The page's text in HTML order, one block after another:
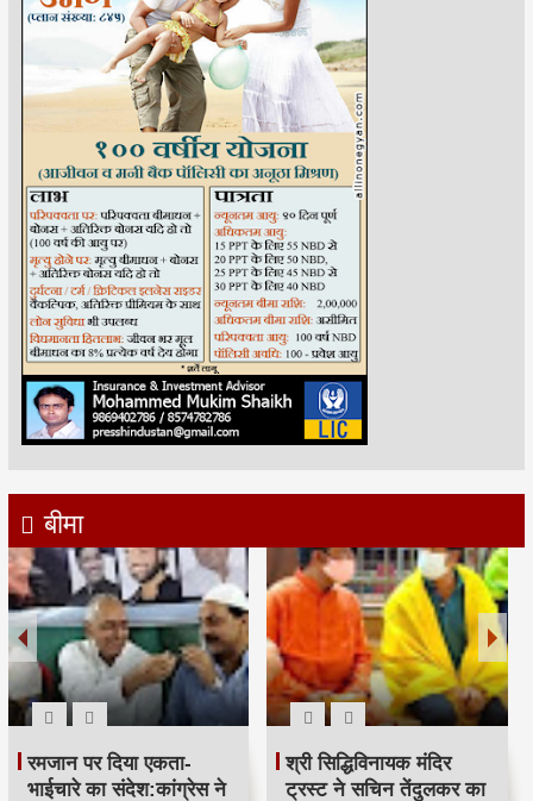
बीमा
रमजान पर दिया एकता-
भाईचारे का संदेश:कांग्रेस ने
श्री सिद्धिविनायक मंदिर
ट्रस्ट ने सचिन तेंदुलकर का